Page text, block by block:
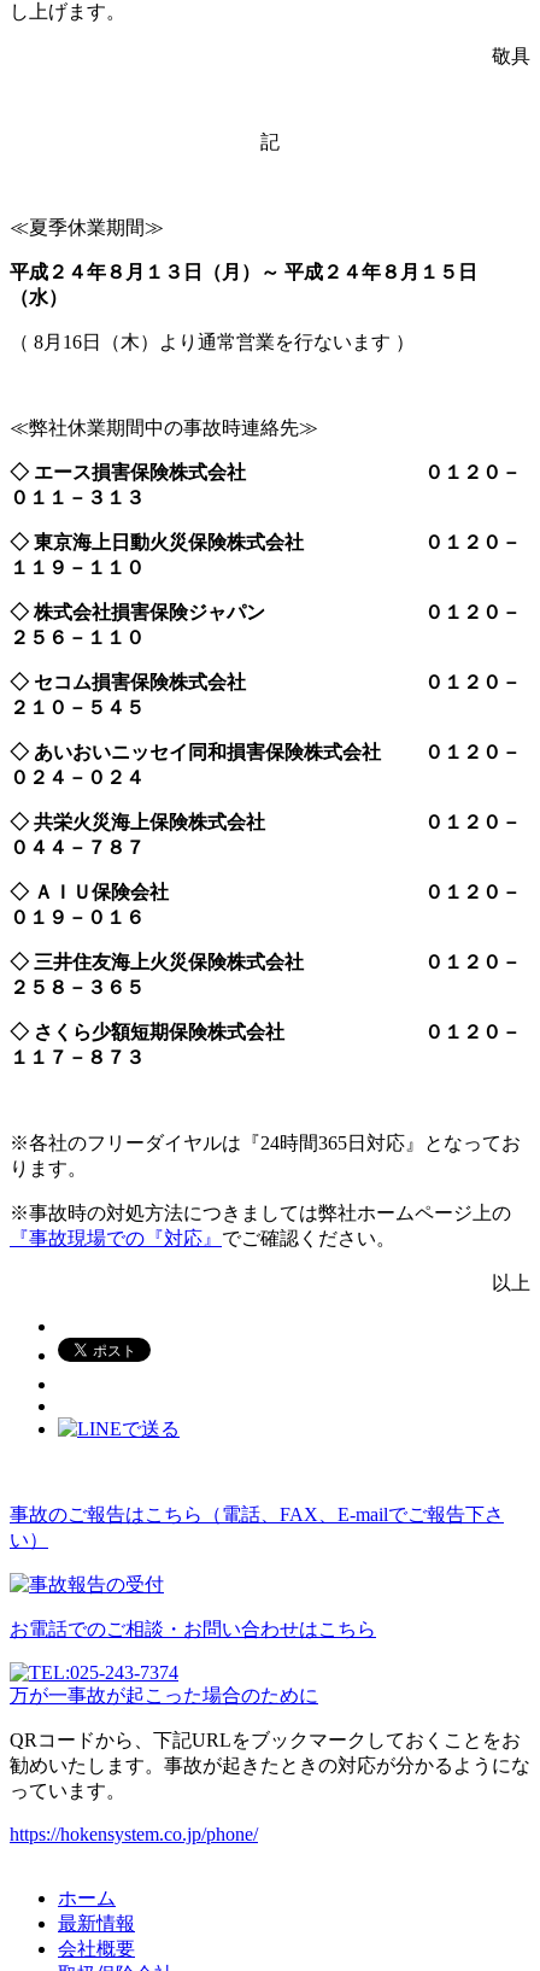
し上げます。
敬具
記
≪夏季休業期間≫
平成２４年８月１３日（月）～ 平成２４年８月１５日
（水）
（ 8月16日（木）より通常営業を行ないます ）
≪弊社休業期間中の事故時連絡先≫
◇ エース損害保険株式会社 ０１２０－
０１１－３１３
◇ 東京海上日動火災保険株式会社 ０１２０－
１１９－１１０
◇ 株式会社損害保険ジャパン ０１２０－
２５６－１１０
◇ セコム損害保険株式会社 ０１２０－
２１０－５４５
◇ あいおいニッセイ同和損害保険株式会社 ０１２０－
０２４－０２４
◇ 共栄火災海上保険株式会社 ０１２０－
０４４－７８７
◇ ＡＩＵ保険会社 ０１２０－
０１９－０１６
◇ 三井住友海上火災保険株式会社 ０１２０－
２５８－３６５
◇ さくら少額短期保険株式会社 ０１２０－
１１７－８７３
※各社のフリーダイヤルは『24時間365日対応』となってお
ります。
※事故時の対処方法につきましては弊社ホームページ上の
『事故現場での『対応』 でご確認ください。
以上
事故のご報告はこちら（電話、FAX、E-mailでご報告下さ
い）
お電話でのご相談・お問い合わせはこちら
万が一事故が起こった場合のために
QRコードから、下記URLをブックマークしておくことをお
勧めいたします。事故が起きたときの対応が分かるようにな
っています。
https://hokensystem.co.jp/phone/
ホーム
最新情報
会社概要